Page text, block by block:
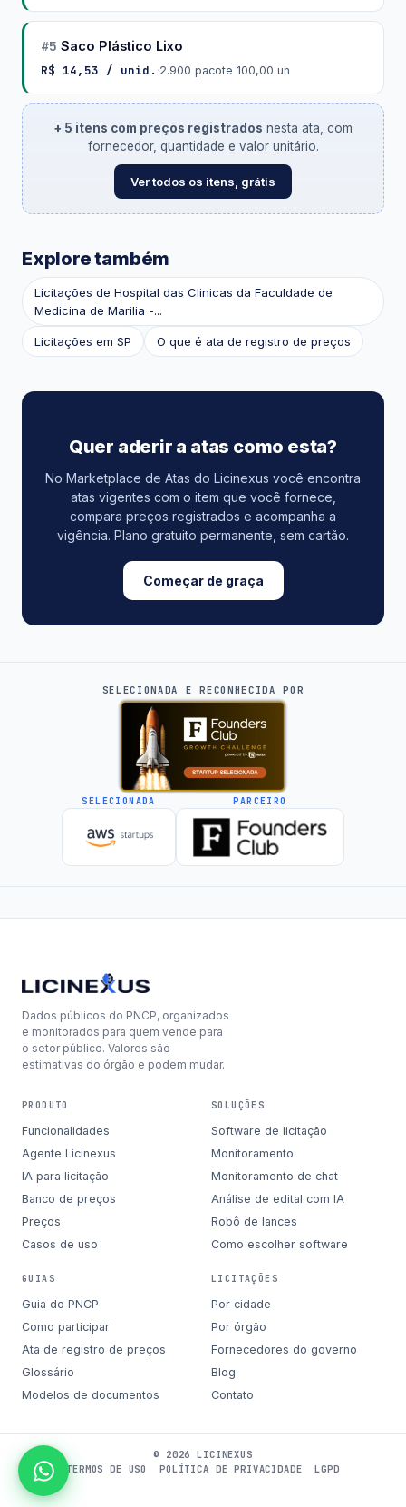
#5 Saco Plástico Lixo
R$ 14,53 / unid. ·2.900 pacote 100,00 un
+ 5 itens com preços registrados nesta ata, com
fornecedor, quantidade e valor unitário.
Ver todos os itens, grátis
Explore também
Licitações de Hospital das Clinicas da Faculdade de
Medicina de Marilia -...
Licitações em SP O que é ata de registro de preços
Quer aderir a atas como esta?
No Marketplace de Atas do Licinexus você encontra
atas vigentes com o item que você fornece,
compara preços registrados e acompanha a
vigência. Plano gratuito permanente, sem cartão.
Começar de graça
SELECIONADA E RECONHECIDA POR
SELECIONADA PARCEIRO
Dados públicos do PNCP, organizados
e monitorados para quem vende para
o setor público. Valores são
estimativas do órgão e podem mudar.
PRODUTO
Funcionalidades
Agente Licinexus
IA para licitação
Banco de preços
Preços
Casos de uso
SOLUÇÕES
Software de licitação
Monitoramento
Monitoramento de chat
Análise de edital com IA
Robô de lances
Como escolher software
GUIAS
Guia do PNCP
Como participar
Ata de registro de preços
Glossário
Modelos de documentos
LICITAÇÕES
Por cidade
Por órgão
Fornecedores do governo
Blog
Contato
© 2026 LICINEXUS
TERMOS DE USO
POLÍTICA DE PRIVACIDADE LGPD